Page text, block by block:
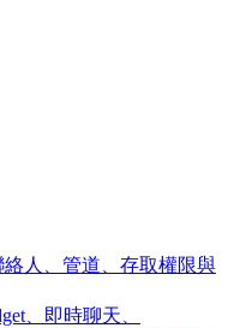
人、管道、存取權限與
、即時聊天、